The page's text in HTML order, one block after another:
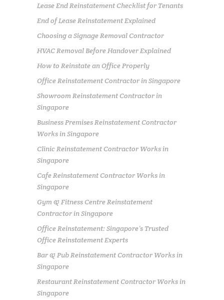
Lease End Reinstatement Checklist for Tenants
End of Lease Reinstatement Explained
Choosing a Signage Removal Contractor
HVAC Removal Before Handover Explained
How to Reinstate an Office Properly
Office Reinstatement Contractor in Singapore
Showroom Reinstatement Contractor in
Singapore
Business Premises Reinstatement Contractor
Works in Singapore
Clinic Reinstatement Contractor Works in
Singapore
Cafe Reinstatement Contractor Works in
Singapore
Gym & Fitness Centre Reinstatement
Contractor in Singapore
Office Reinstatement: Singapore’s Trusted
Office Reinstatement Experts
Bar & Pub Reinstatement Contractor Works in
Singapore
Restaurant Reinstatement Contractor Works in
Singapore